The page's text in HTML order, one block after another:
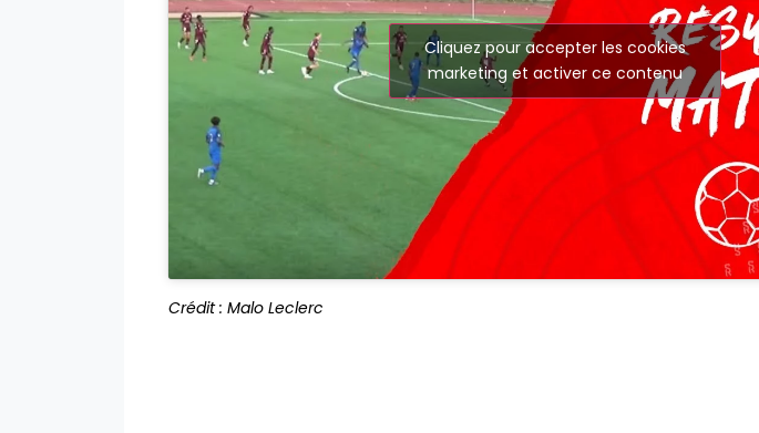
Cliquez pour accepter les cookies
marketing et activer ce contenu
Crédit : Malo Leclerc